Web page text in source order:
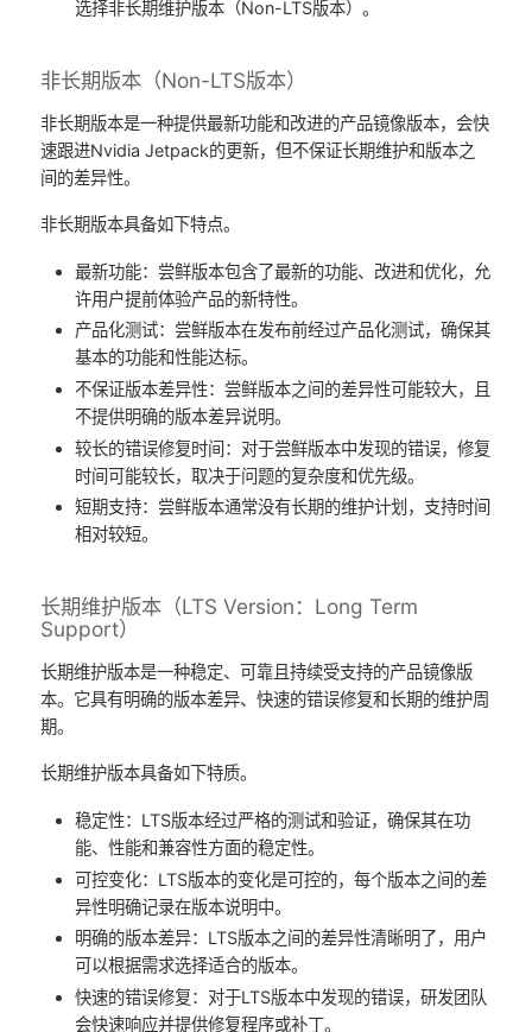
选择非长期维护版本（Non-LTS版本）。
非长期版本（Non-LTS版本）
非长期版本是一种提供最新功能和改进的产品镜像版本，会快
速跟进Nvidia Jetpack的更新，但不保证长期维护和版本之
间的差异性。
非长期版本具备如下特点。
最新功能：尝鲜版本包含了最新的功能、改进和优化，允
许用户提前体验产品的新特性。
产品化测试：尝鲜版本在发布前经过产品化测试，确保其
基本的功能和性能达标。
不保证版本差异性：尝鲜版本之间的差异性可能较大，且
不提供明确的版本差异说明。
较长的错误修复时间：对于尝鲜版本中发现的错误，修复
时间可能较长，取决于问题的复杂度和优先级。
短期支持：尝鲜版本通常没有长期的维护计划，支持时间
相对较短。
长期维护版本（LTS Version：Long Term
Support）
长期维护版本是一种稳定、可靠且持续受支持的产品镜像版
本。它具有明确的版本差异、快速的错误修复和长期的维护周
期。
长期维护版本具备如下特质。
稳定性：LTS版本经过严格的测试和验证，确保其在功
能、性能和兼容性方面的稳定性。
可控变化：LTS版本的变化是可控的，每个版本之间的差
异性明确记录在版本说明中。
明确的版本差异：LTS版本之间的差异性清晰明了，用户
可以根据需求选择适合的版本。
快速的错误修复：对于LTS版本中发现的错误，研发团队
会快速响应并提供修复程序或补丁。